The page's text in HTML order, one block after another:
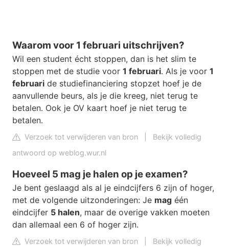
Waarom voor 1 februari uitschrijven?
Wil een student écht stoppen, dan is het slim te
stoppen met de studie voor 1 februari. Als je voor 1
februari de studiefinanciering stopzet hoef je de
aanvullende beurs, als je die kreeg, niet terug te
betalen. Ook je OV kaart hoef je niet terug te
betalen.
Verzoek tot verwijderen van bron
Bekijk volledig
antwoord op weblog.wur.nl
Hoeveel 5 mag je halen op je examen?
Je bent geslaagd als al je eindcijfers 6 zijn of hoger,
met de volgende uitzonderingen: Je mag één
eindcijfer 5 halen, maar de overige vakken moeten
dan allemaal een 6 of hoger zijn.
Verzoek tot verwijderen van bron
Bekijk volledig